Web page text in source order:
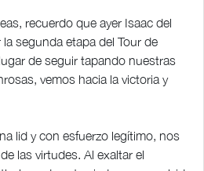
recuerdo que ayer Isaac del
segunda etapa del Tour de
de seguir tapando nuestras
vemos hacia la victoria y
lid y con esfuerzo legítimo, nos
las virtudes. Al exaltar el